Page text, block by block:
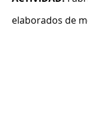
elaborados de